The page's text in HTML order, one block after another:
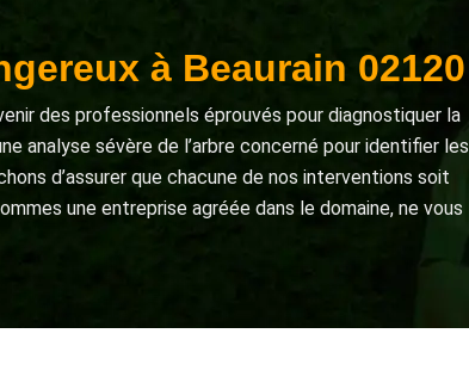
à Beaurain 02120
des professionnels éprouvés pour diagnostiquer la
analyse sévère de l’arbre concerné pour identifier les
d’assurer que chacune de nos interventions soit
une entreprise agréée dans le domaine, ne vous